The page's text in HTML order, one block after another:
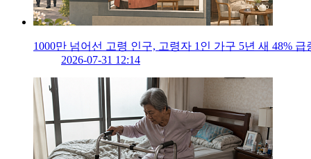
1000만 넘어선 고령 인구, 고령자 1인 가구 5년 새 48% 급
2026-07-31 12:14